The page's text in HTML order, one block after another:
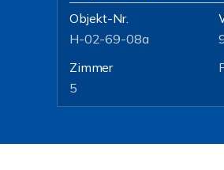
Objekt-Nr.
H-02-69-08a
Zimmer
5